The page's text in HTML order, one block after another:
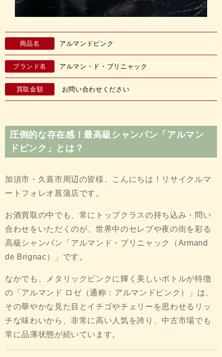
商品名 アルマンドピンク
ブランド名 アルマン・ド・ブリニャック
買取金額 お問い合わせください
圧倒的な存在感！最高級シャンパン「アルマン
ドピンク」とは？
加須市・久喜市周辺の皆様、こんにちは！リサイクルマ
ートフォレオ菖蒲店です。
お酒買取の中でも、常にトップクラスの持ち込み・問い
合わせをいただくのが、世界中のセレブや夜の街を彩る
高級シャンパン「アルマンド・ブリニャック（Armand
de Brignac）」です。
なかでも、メタリックピンクに輝く美しいボトルが特徴
の「アルマンド ロゼ（通称：アルマンドピンク）」は、
その華やかな見た目とイチゴやチェリーを思わせるリッ
チな味わいから、非常に高い人気を誇り、中古市場でも
常に品薄状態が続いています。